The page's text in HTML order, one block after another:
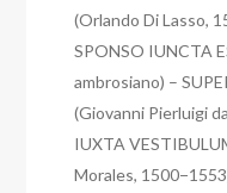
(Orlando Di Lasso,
SPONSO IUNCTA
ambrosiano) –
(Giovanni Pierluigi
IUXTA
Morales,